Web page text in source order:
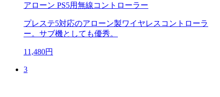
アローン PS5用無線コントローラー
プレステ5対応のアローン製ワイヤレスコントローラ
ー。サブ機としても優秀。
11,480円
3